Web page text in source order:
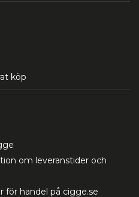
köp
om leveranstider och
för handel på cigge.se